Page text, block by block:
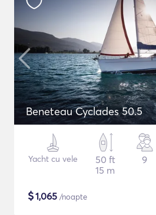
Beneteau Cyclades 50.5
Yacht cu vele
50 ft
15 m
9
$1,065 /noapte